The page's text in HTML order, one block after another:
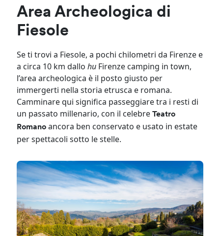
Area Archeologica di
Fiesole
Se ti trovi a Fiesole, a pochi chilometri da Firenze e
a circa 10 km dallohu Firenze camping in town,
l’area archeologica è il posto giusto per
immergerti nella storia etrusca e romana.
Camminare qui significa passeggiare tra i resti di
un passato millenario, con il celebreTeatro
Romanoancora ben conservato e usato in estate
per spettacoli sotto le stelle.